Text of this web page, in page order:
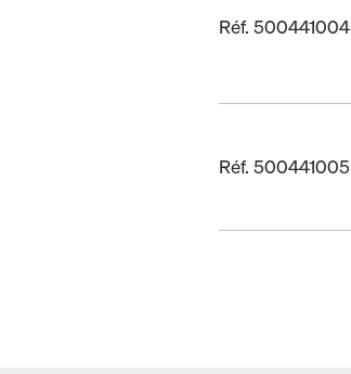
Réf. 500441004
Réf. 500441005